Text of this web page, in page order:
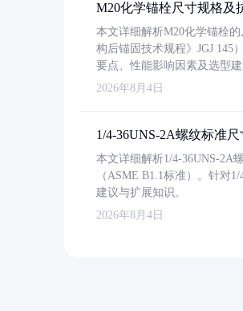
M20化学锚栓尺寸规格及
本文详细解析M20化学锚栓
构后锚固技术规程》JGJ 145
要点、性能影响因素及选型
2026年8月4日
1/4-36UNS-2A螺纹标准尺
本文详细解析1/4-36UNS-2A
（ASME B1.1标准）。针对
建议与扩展知识。
2026年8月4日